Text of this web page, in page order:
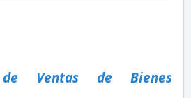
de Ventas de Bienes